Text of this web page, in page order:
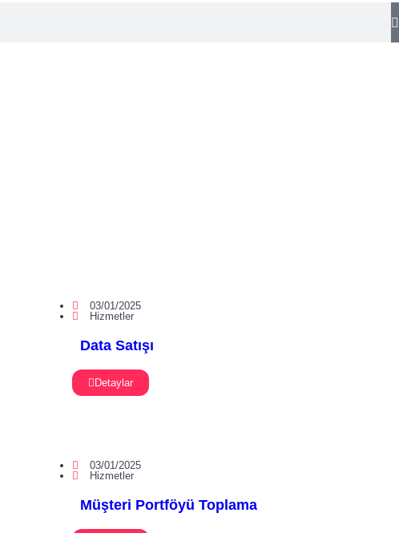
03/01/2025
Hizmetler
Data Satışı
Detaylar
03/01/2025
Hizmetler
Müşteri Portföyü Toplama